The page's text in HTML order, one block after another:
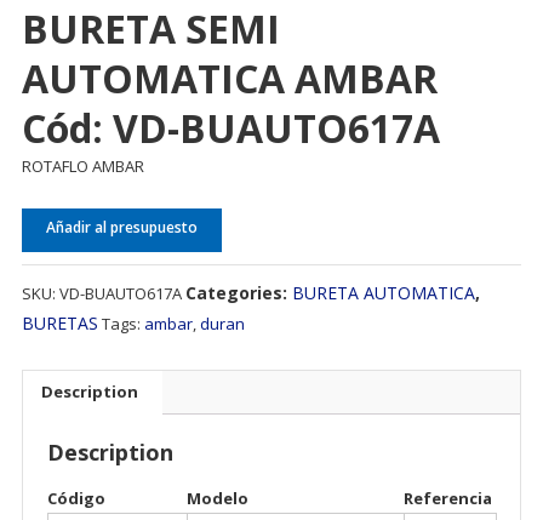
BURETA SEMI
AUTOMATICA AMBAR
Cód: VD-BUAUTO617A
ROTAFLO AMBAR
Añadir al presupuesto
SKU: VD-BUAUTO617A Categories: BURETA AUTOMATICA,
BURETAS Tags: ambar,duran
Description
Description
Código Modelo
Referencia